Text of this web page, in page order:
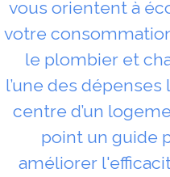
vous orientent à
votre
le plombier et
l’une des
centre d’un
point un guide
améliorer